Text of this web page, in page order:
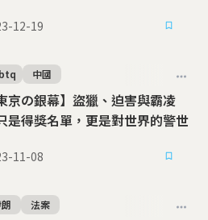
12-19
京の銀幕】盜獵、迫害與霸凌
是得獎名單，更是對世界的警世
中國
11-08
法案